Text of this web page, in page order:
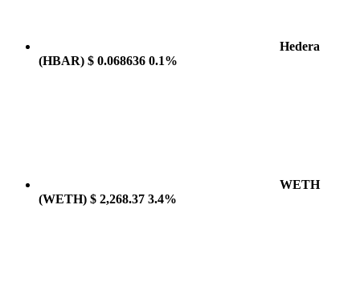
Hedera
(HBAR) $ 0.068636 0.1%
WETH
(WETH) $ 2,268.37 3.4%